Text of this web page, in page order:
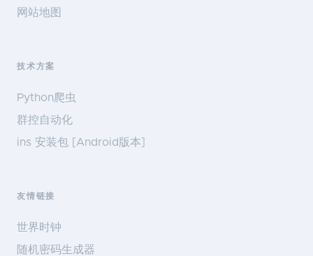
网站地图
技术方案
Python爬虫
群控自动化
ins 安装包 [Android版本]
友情链接
世界时钟
随机密码生成器